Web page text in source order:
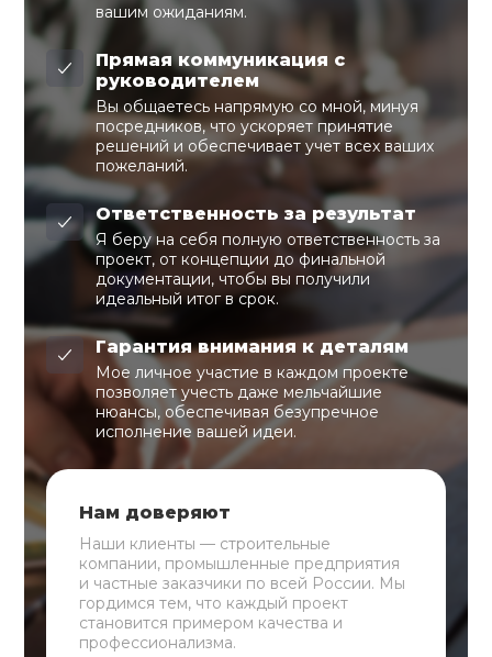
вашим ожиданиям.
Прямая коммуникация с
руководителем
Вы общаетесь напрямую со мной, минуя
посредников, что ускоряет принятие
решений и обеспечивает учет всех ваших
пожеланий.
Ответственность за результат
Я беру на себя полную ответственность за
проект, от концепции до финальной
документации, чтобы вы получили
идеальный итог в срок.
Гарантия внимания к деталям
Мое личное участие в каждом проекте
позволяет учесть даже мельчайшие
нюансы, обеспечивая безупречное
исполнение вашей идеи.
Нам доверяют
Наши клиенты — строительные
компании, промышленные предприятия
и частные заказчики по всей России. Мы
гордимся тем, что каждый проект
становится примером качества и
профессионализма.